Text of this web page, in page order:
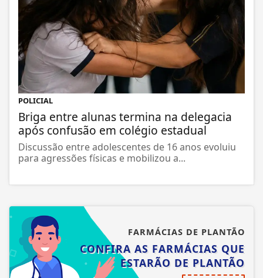
POLICIAL
Briga entre alunas termina na delegacia
após confusão em colégio estadual
Discussão entre adolescentes de 16 anos evoluiu
para agressões físicas e mobilizou a...
FARMÁCIAS DE PLANTÃO
CONFIRA AS FARMÁCIAS QUE
ESTARÃO DE PLANTÃO